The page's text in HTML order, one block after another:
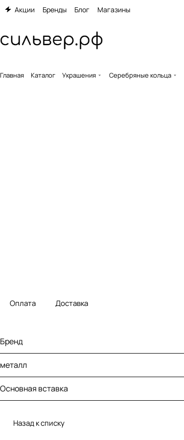
Акции Бренды Блог Магазины
Главная Каталог Украшения Серебряные кольца
Оплата Доставка
Бренд
металл
Основная вставка
Назад к списку